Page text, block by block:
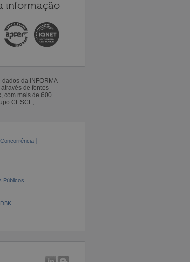
informação
da INFORMA
de fontes
com mais de 600
CESCE,
Públicos